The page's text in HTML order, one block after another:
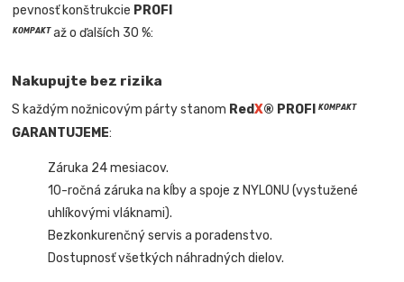
pevnosť konštrukcie PROFI
KOMPAKTaž o ďalších 30 %:
Nakupujte bez rizika
S každým nožnicovým párty stanom RedX® PROFIKOMPAKT
GARANTUJEME:
Záruka 24 mesiacov.
10-ročná záruka na kĺby a spoje z NYLONU (vystužené
uhlíkovými vláknami).
Bezkonkurenčný servis a poradenstvo.
Dostupnosť všetkých náhradných dielov.